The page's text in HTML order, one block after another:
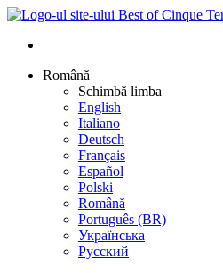
Română
Schimbă limba
English
Italiano
Deutsch
Français
Español
Polski
Română
Português (BR)
Українська
Русский